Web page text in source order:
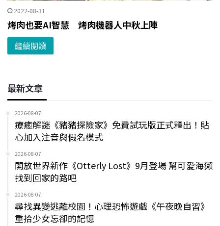
2022-08-31
烤肉也要AI智慧 烤肉機器人中秋上陣
繼續閱讀
最新文章
2026-08-07
療癒解謎《豬豬探險家》免費試玩版正式釋出！貼
心加入注音與假名模式
2026-08-07
開放世界新作《Otterly Lost》9月登場 幫可愛海獺
找到回家的路吧
2026-08-07
尋找異變逃離校園！心理恐怖遊戲《午夜晚自習》
重拾少女忘卻的記憶